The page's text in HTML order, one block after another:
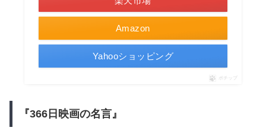
Amazon
Yahooショッピング
ポチップ
『366日映画の名言』